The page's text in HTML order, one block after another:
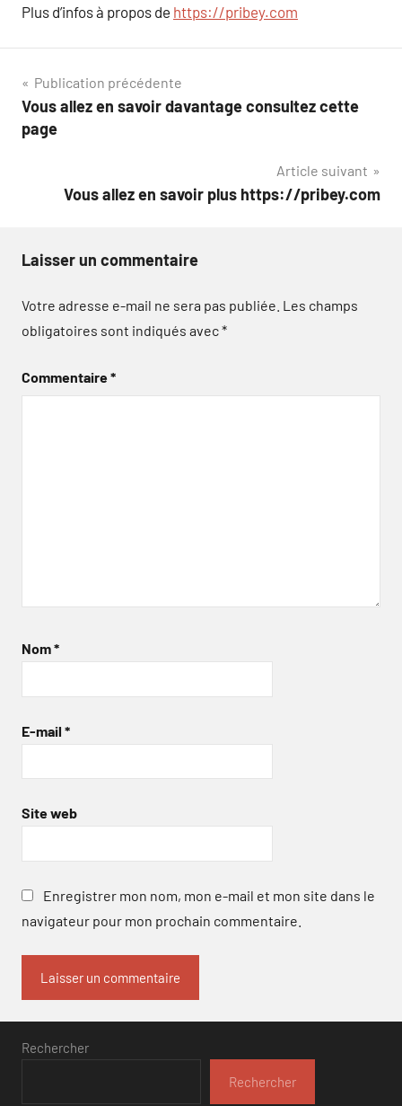
Plus d’infos à propos de https://pribey.com
Navigation
de
Publication précédente
Vous allez en savoir davantage consultez cette
page
Article suivant
Vous allez en savoir plus https://pribey.com
Laisser un commentaire
Votre adresse e-mail ne sera pas publiée. Les champs
obligatoires sont indiqués avec*
Commentaire*
Nom*
E-mail *
Site web
Enregistrer mon nom, mon e-mail et mon site dans le
navigateur pour mon prochain commentaire.
Rechercher
Rechercher